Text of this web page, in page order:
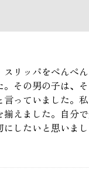
リッパをぺんぺ
その男の子は、
っていました。
えました。自分
したいと思いまし